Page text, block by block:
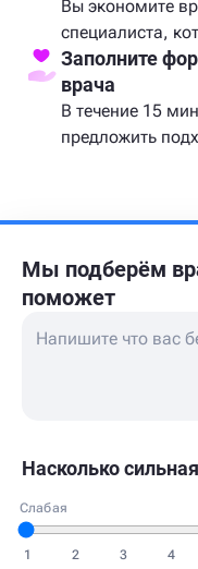
Вы экономите
специалиста,
Заполните
врача
В течение 15
предложить
Мы подберём
поможет
Насколько
Слабая
1 2 3 4